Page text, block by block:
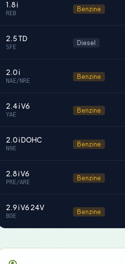
1.8 i
REB
Benzine
2.5 TD
SFE
Diesel
2.0 i
NAE/NRE
Benzine
2.4 i V6
YAE
Benzine
2.0 i DOHC
N9E
Benzine
2.8 i V6
PRE/ARE
Benzine
2.9 i V6 24V
BOE
Benzine